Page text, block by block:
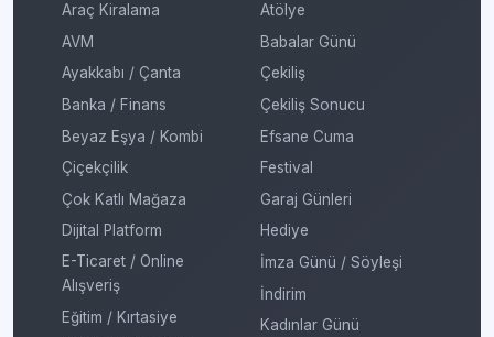
Araç Kiralama
AVM
Ayakkabı / Çanta
Banka / Finans
Beyaz Eşya / Kombi
Çiçekçilik
Çok Katlı Mağaza
Dijital Platform
E-Ticaret / Online
Alışveriş
Eğitim / Kırtasiye
Atölye
Babalar Günü
Çekiliş
Çekiliş Sonucu
Efsane Cuma
Festival
Garaj Günleri
Hediye
İmza Günü / Söyleşi
İndirim
Kadınlar Günü